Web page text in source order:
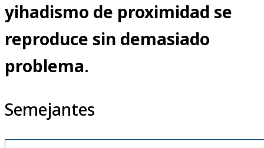
yihadismo de proximidad se
reproduce sin demasiado
problema.
Semejantes